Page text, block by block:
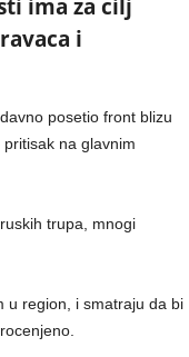
ima za cilj
i
posetio front blizu
na glavnim
trupa, mnogi
u region, i smatraju da bi